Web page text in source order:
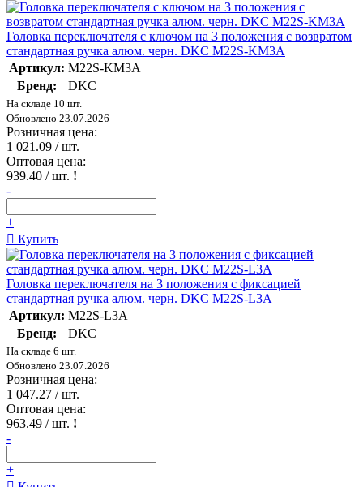
Головка переключателя с ключом на 3 положения с возвратом
стандартная ручка алюм. черн. DKC M22S-KM3A
Артикул: M22S-KM3A
Бренд:
DKC
На складе 10 шт.
Обновлено 23.07.2026
Розничная цена:
1 021.09 / шт.
Оптовая цена:
939.40 / шт. !
-
+
Купить
Головка переключателя на 3 положения с фиксацией
стандартная ручка алюм. черн. DKC M22S-L3A
Артикул: M22S-L3A
Бренд:
DKC
На складе 6 шт.
Обновлено 23.07.2026
Розничная цена:
1 047.27 / шт.
Оптовая цена:
963.49 / шт. !
-
+